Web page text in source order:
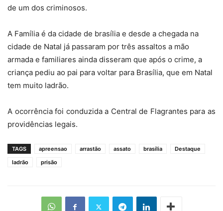
de um dos criminosos.
A Família é da cidade de brasília e desde a chegada na
cidade de Natal já passaram por três assaltos a mão
armada e familiares ainda disseram que após o crime, a
criança pediu ao pai para voltar para Brasília, que em Natal
tem muito ladrão.
A ocorrência foi conduzida a Central de Flagrantes para as
providências legais.
TAGS apreensao arrastão assato brasília
Destaque
ladrão
prisão